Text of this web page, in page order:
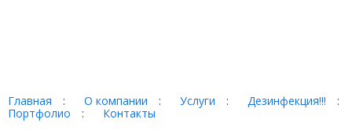
Главная : О компании : Услуги : Дезинфекция!!!
:
Портфолио
: Контакты